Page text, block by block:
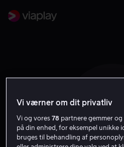
J S
Vi værner om dit privatliv
Vi og vores78 partnere gemmer
på din enhed, for eksempel unikke
bruges til behandling af